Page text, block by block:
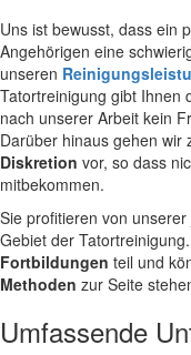
Uns ist bewusst, dass ein
Angehörigen eine
unseren
Tatortreinigung gibt Ihnen
nach unserer Arbeit kein
Darüber hinaus gehen
Diskretion vor, so dass
mitbekommen.
Sie profitieren von
Gebiet der
Fortbildungen teil und
Methoden zur Seite
Umfassende